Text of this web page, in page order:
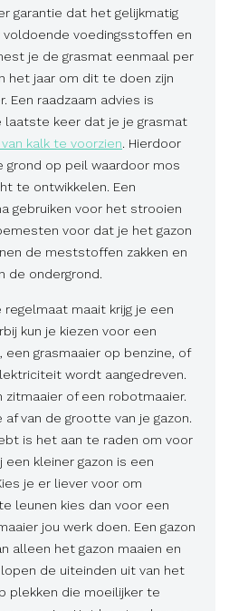
garantie dat het gelijkmatig
voldoende voedingsstoffen en
je de grasmat eenmaal per
het jaar om dit te doen zijn
Een raadzaam advies is
laatste keer dat je je grasmat
kalk te voorzien. Hierdoor
grond op peil waardoor mos
te ontwikkelen. Een
gebruiken voor het strooien
voor dat je het gazon
de meststoffen zakken en
de ondergrond.
regelmaat maait krijg je een
kun je kiezen voor een
een grasmaaier op benzine, of
wordt aangedreven.
zitmaaier of een robotmaaier.
af van de grootte van je gazon.
is het aan te raden om voor
een kleiner gazon is een
je er liever voor om
leunen kies dan voor een
jou werk doen. Een gazon
alleen het gazon maaien en
de uiteinden uit van het
plekken die moeilijker te